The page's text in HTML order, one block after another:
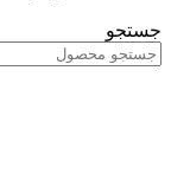
جستجو